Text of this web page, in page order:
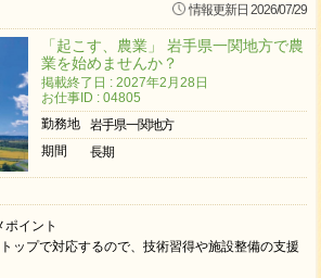
情報更新日 2026/07/29
「起こす、農業」 岩手県一関地方で農
業を始めませんか？
掲載終了日 : 2027年2月28日
お仕事ID : 04805
勤務地
岩手県一関地方
期間
長期
イント
ップで対応するので、技術習得や施設整備の支援